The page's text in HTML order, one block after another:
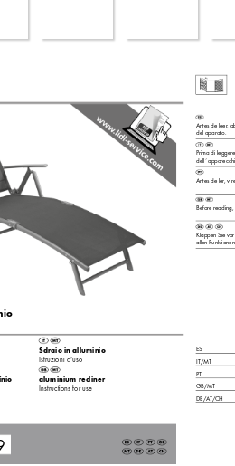
Antes de leer,
del aparato.
Prima di
Antes de ler ,
Before reading,
Klappen Sie
allen
ES
IT/MT
PT
GB/MT
DE/AT/CH
Sdraio in alluminio
Istruzioni d‘uso
aluminium recliner
Instructions for use